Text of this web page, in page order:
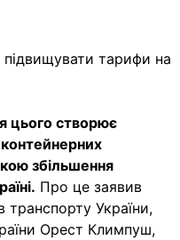
цього створює
збільшення
Про це заявив
транспорту України,
Орест Климпуш,